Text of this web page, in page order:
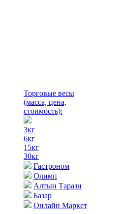
Торговые весы
(масса, цена,
стоимость):
3кг
6кг
15кг
30кг
Гастроном
Олимп
Алтын Тарази
Базар
Онлайн Маркет